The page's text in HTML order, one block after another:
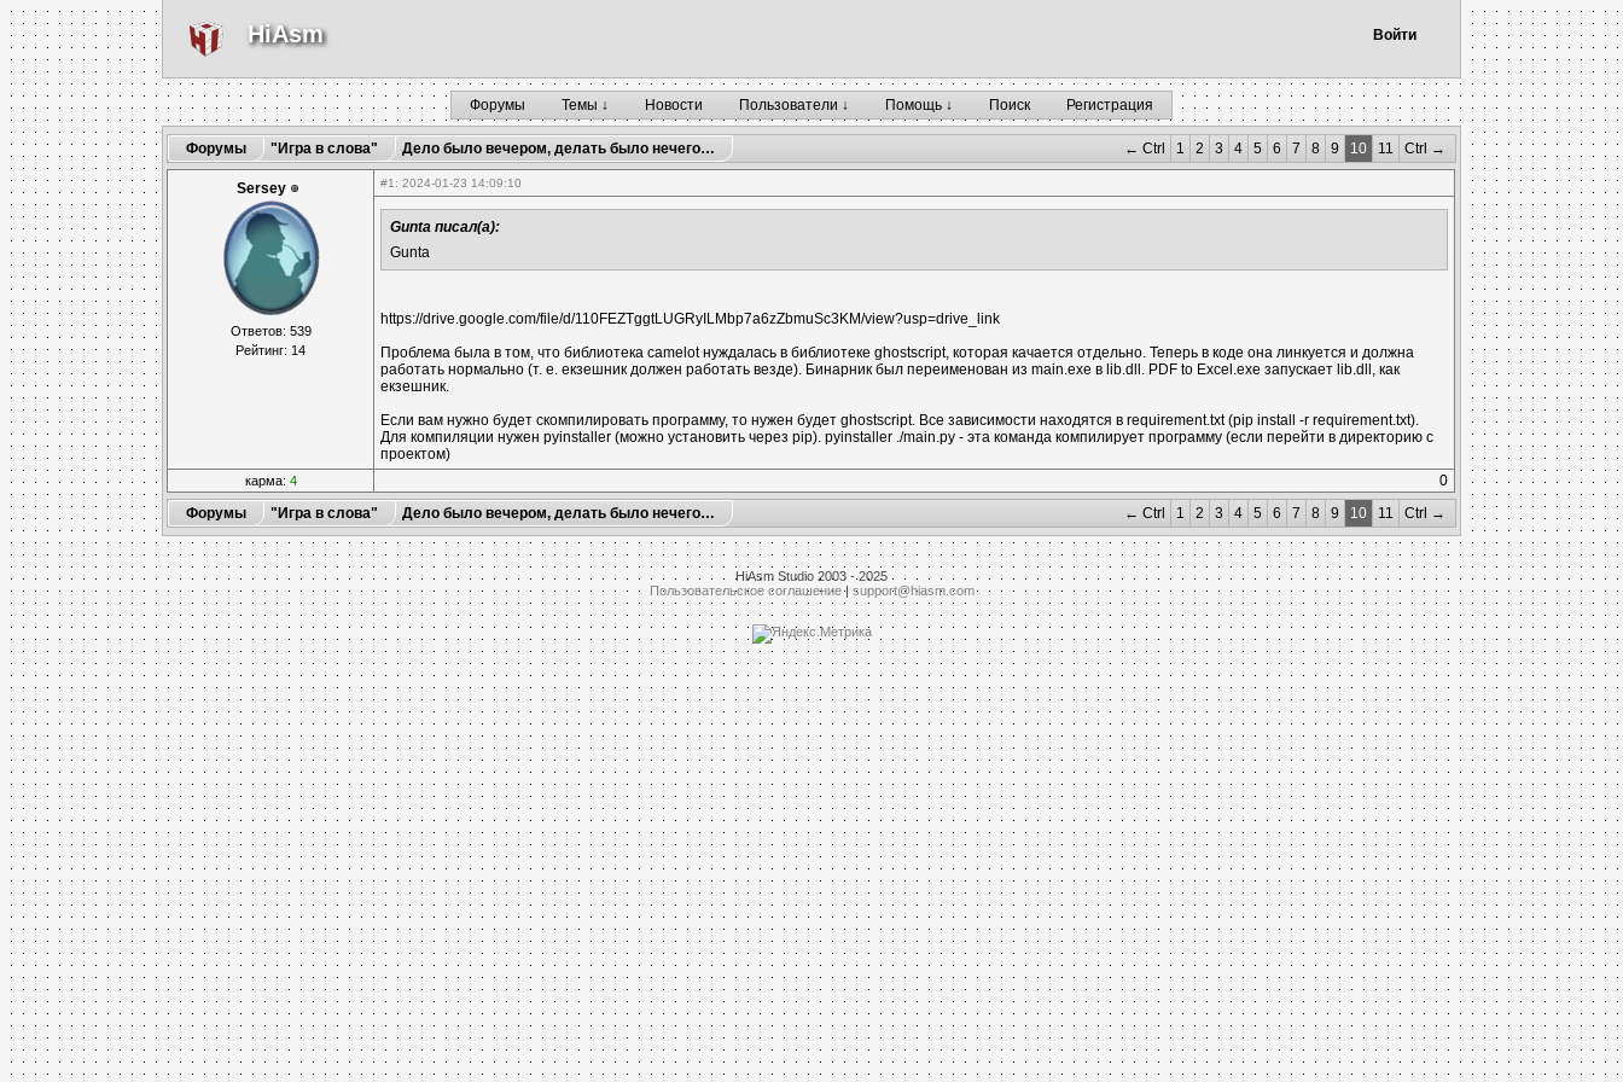
HiAsm Войти
Форумы Темы ↓ Новости Пользователи ↓ Помощь ↓ Поиск Регистрация
Форумы "Игра в слова" Дело было вечером, делать было нечего… ← Ctrl 1 2 3 4 5 6 7 8 9 10 11 Ctrl →
Sersey
Ответов: 539
Рейтинг: 14
#1 : 2024-01-23 14:09:10
Gunta писал(а):
Gunta
https://drive.google.com/file/d/110FEZTggtLUGRyILMbp7a6zZbmuSc3KM/view?usp=drive_link
Проблема была в том, что библиотека camelot нуждалась в библиотеке ghostscript, которая качается отдельно. Теперь в коде она линкуется и должна
работать нормально (т. е. екзешник должен работать везде). Бинарник был переименован из main.exe в lib.dll. PDF to Excel.exe запускает lib.dll, как
екзешник.
Если вам нужно будет скомпилировать программу, то нужен будет ghostscript. Все зависимости находятся в requirement.txt (pip install -r requirement.txt).
Для компиляции нужен pyinstaller (можно установить через pip). pyinstaller ./main.py - эта команда компилирует программу (если перейти в директорию с
проектом)
карма: 4
0
Форумы
"Игра в слова" Дело было вечером, делать было нечего… ← Ctrl 1 2 3 4 5 6 7 8 9 10 11 Ctrl →
HiAsm Studio 2003 - 2025
Пользовательское соглашение| support@hiasm.com